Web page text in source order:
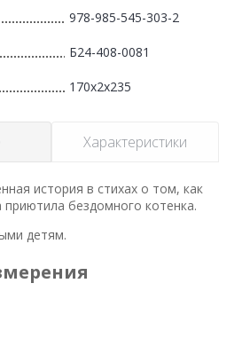
978-985-545-303-2
Б24-408-0081
170x2x235
Характеристики
история в стихах о том, как
приютила бездомного котенка.
детям.